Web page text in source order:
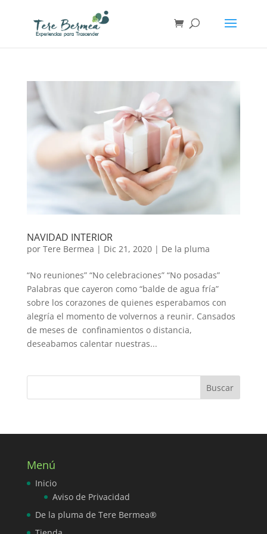
NAVIDAD INTERIOR
por Tere Bermea | Dic 21, 2020| De la pluma
“No reuniones” “No celebraciones” “No posadas”
Palabras que cayeron como “balde de agua fría”
sobre los corazones de quienes esperabamos con
alegría el momento de volvernos a reunir. Cansados
de meses de confinamientos o distancia,
deseabamos calentar nuestras...
Menú
Inicio
Aviso de Privacidad
De la pluma de Tere Bermea®